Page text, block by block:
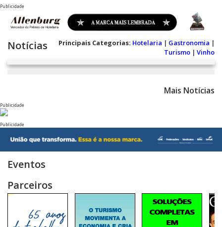
Publicidade
Notícias Principais Categorias: Hotelaria | Gastronomia |
Turismo | Vinho
Mais Notícias
Publicidade
Publicidade
Eventos
Parceiros